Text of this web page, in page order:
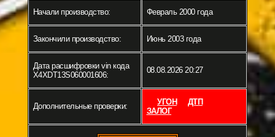
Начали производство: Февраль 2000 года
Закончили производство: Июнь 2003 года
Дата расшифровки vin кода
X4XDT13S060001606:
08.08.2026 20:27
Дополнительные проверки: УГОН
ДТП
ЗАЛОГ